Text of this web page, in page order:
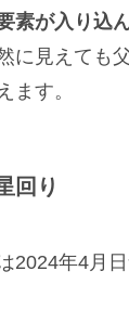
素が入り込
に見えても
ます。
回り
2024年4月